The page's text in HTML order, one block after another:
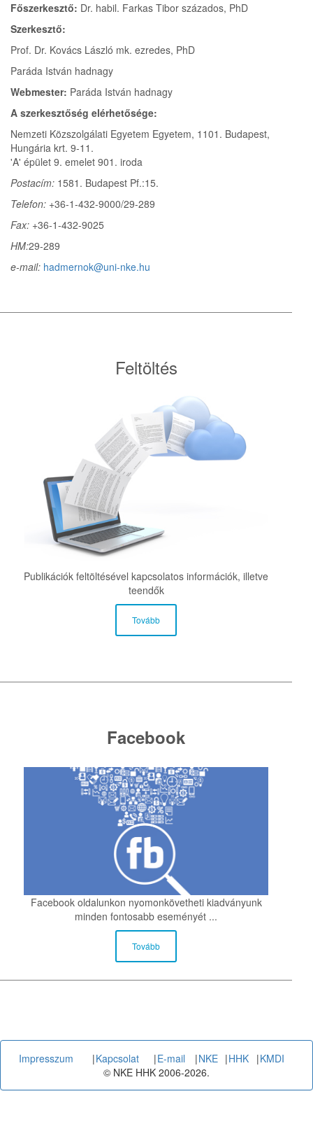
Főszerkesztő: Dr. habil. Farkas Tibor százados, PhD
Szerkesztő:
Prof. Dr. Kovács László mk. ezredes, PhD
Paráda István hadnagy
Webmester: Paráda István hadnagy
A szerkesztőség elérhetősége:
Nemzeti Közszolgálati Egyetem Egyetem, 1101. Budapest,
Hungária krt. 9-11.
'A' épület 9. emelet 901. iroda
Postacím: 1581. Budapest Pf.:15.
Telefon: +36-1-432-9000/29-289
Fax: +36-1-432-9025
HM:29-289
e-mail: hadmernok@uni-nke.hu
Feltöltés
Publikációk feltöltésével kapcsolatos információk, illetve
teendők
Tovább
Facebook
Facebook oldalunkon nyomonkövetheti kiadványunk
minden fontosabb eseményét ...
Tovább
Impresszum |Kapcsolat |E-mail |NKE |HHK |KMDI
© NKE HHK 2006-2026.